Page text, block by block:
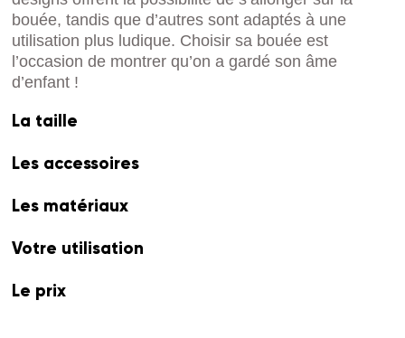
bouée, tandis que d’autres sont adaptés à une
utilisation plus ludique. Choisir sa bouée est
l’occasion de montrer qu’on a gardé son âme
d’enfant !
La taille
Les accessoires
Les matériaux
Votre utilisation
Le prix